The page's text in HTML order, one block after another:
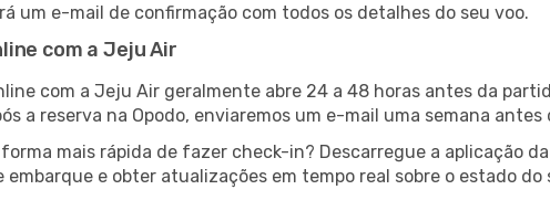
um e-mail de confirmação com todos os detalhes do seu voo.
com a Jeju Air
com a Jeju Air geralmente abre 24 a 48 horas antes da
a reserva na Opodo, enviaremos um e-mail uma semana
mais rápida de fazer check-in? Descarregue a aplicação
embarque e obter atualizações em tempo real sobre o estado do